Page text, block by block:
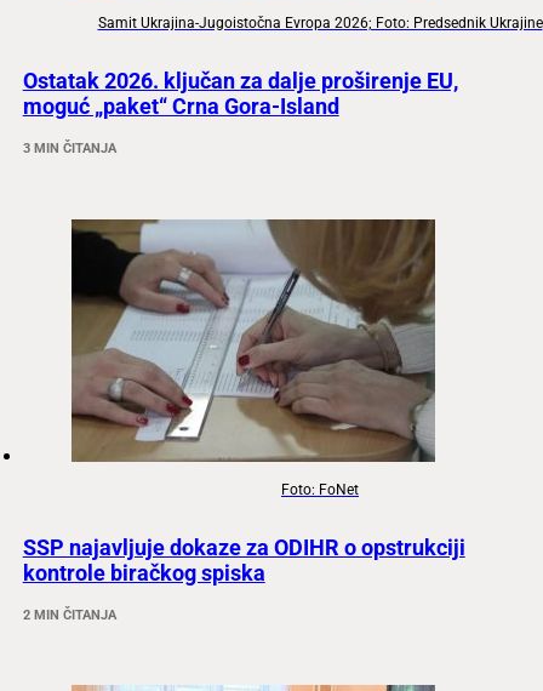
Samit Ukrajina-Jugoistočna Evropa 2026; Foto: Predsednik Ukrajine
Ostatak 2026. ključan za dalje proširenje EU,
moguć „paket“ Crna Gora-Island
3 MIN ČITANJA
Foto: FoNet
SSP najavljuje dokaze za ODIHR o opstrukciji
kontrole biračkog spiska
2 MIN ČITANJA